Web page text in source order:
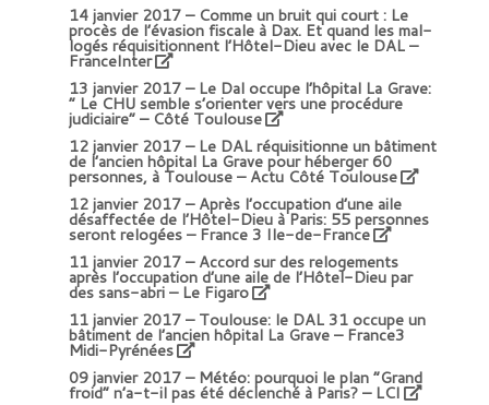
14 janvier 2017 – Comme un bruit qui court : Le
procès de l’évasion fiscale à Dax. Et quand les mal-
logés réquisitionnent l’Hôtel-Dieu avec le DAL –
FranceInter
13 janvier 2017 –Le Dal occupe l’hôpital La Grave:
” Le CHU semble s’orienter vers une procédure
judiciaire” – Côté Toulouse
12 janvier 2017 –Le DAL réquisitionne un bâtiment
de l’ancien hôpital La Grave pour héberger 60
personnes, à Toulouse – Actu Côté Toulouse
12 janvier 2017 –Après l’occupation d’une aile
désaffectée de l’Hôtel-Dieu à Paris: 55 personnes
seront relogées – France 3 Ile-de-France
11 janvier 2017 –Accord sur des relogements
après l’occupation d’une aile de l’Hôtel-Dieu par
des sans-abri – Le Figaro
11 janvier 2017 –Toulouse: le DAL 31 occupe un
bâtiment de l’ancien hôpital La Grave – France3
Midi-Pyrénées
09 janvier 2017 –Météo: pourquoi le plan “Grand
froid” n’a-t-il pas été déclenché à Paris? – LCI